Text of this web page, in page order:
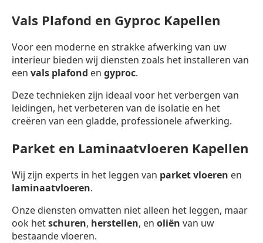
Vals Plafond en Gyproc Kapellen
Voor een moderne en strakke afwerking van uw
interieur bieden wij diensten zoals het installeren van
een vals plafond en gyproc.
Deze technieken zijn ideaal voor het verbergen van
leidingen, het verbeteren van de isolatie en het
creëren van een gladde, professionele afwerking.
Parket en Laminaatvloeren Kapellen
Wij zijn experts in het leggen van parket vloeren en
laminaatvloeren.
Onze diensten omvatten niet alleen het leggen, maar
ook hetschuren, herstellen, en oliën van uw
bestaande vloeren.